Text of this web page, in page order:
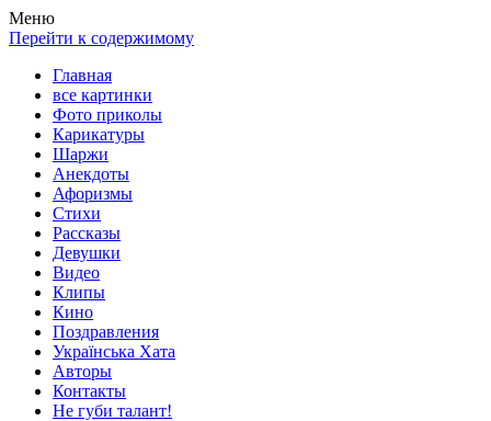
Весела хата — прикольные картинки, смешные истории,
клипы!
Покажем всем ваши фото приколы, карикатуры, шаржи, стихи,
рассказы, видео и песни!
Меню
Перейти к содержимому
Главная
все картинки
Фото приколы
Карикатуры
Шаржи
Анекдоты
Афоризмы
Стихи
Рассказы
Девушки
Видео
Клипы
Кино
Поздравления
Українська Хата
Авторы
Контакты
Не губи талант!